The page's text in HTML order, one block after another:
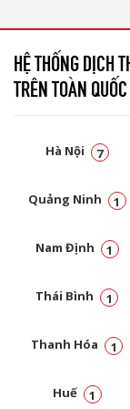
HỆ THỐNG DỊCH
TRÊN TOÀN QUỐC
Hà Nội 7
Quảng Ninh 1
Nam Định 1
Thái Bình 1
Thanh Hóa 1
Huế 1